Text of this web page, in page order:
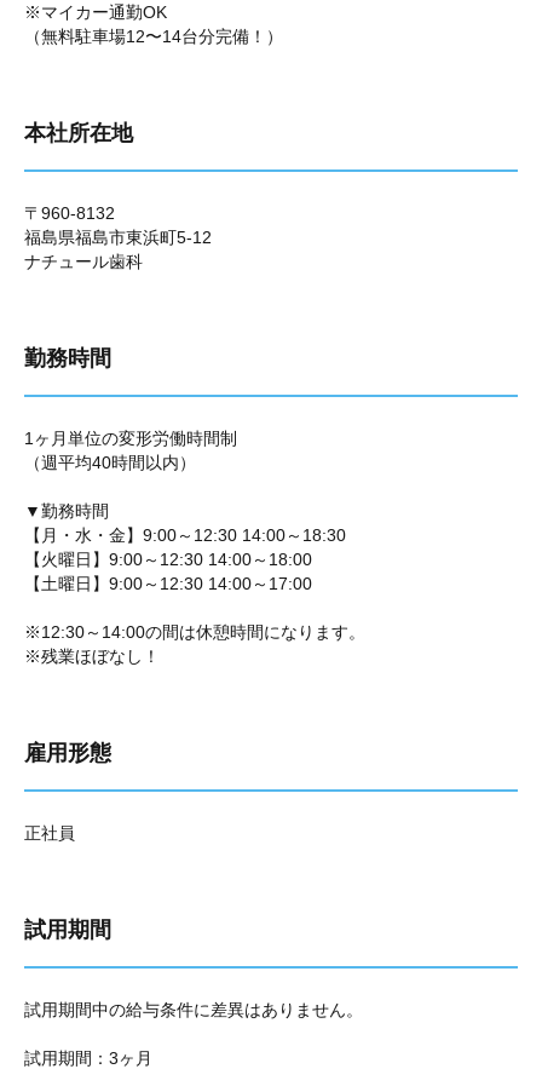
※マイカー通勤OK
（無料駐車場12〜14台分完備！）
本社所在地
〒960-8132
福島県福島市東浜町5-12
ナチュール歯科
勤務時間
1ヶ月単位の変形労働時間制
（週平均40時間以内）
▼勤務時間
【月・水・金】9:00～12:30 14:00～18:30
【火曜日】9:00～12:30 14:00～18:00
【土曜日】9:00～12:30 14:00～17:00
※12:30～14:00の間は休憩時間になります。
※残業ほぼなし！
雇用形態
正社員
試用期間
試用期間中の給与条件に差異はありません。
試用期間：3ヶ月